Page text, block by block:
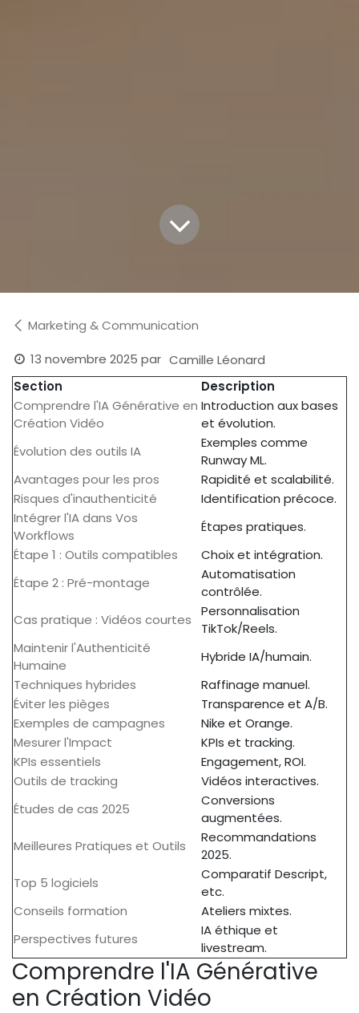
Marketing & Communication
13 novembre 2025 par Camille Léonard
Section
Description
Comprendre l'IA Générative en
Création Vidéo
Introduction aux bases
et évolution.
Évolution des outils IA
Exemples comme
Runway ML.
Avantages pour les pros
Rapidité et scalabilité.
Risques d'inauthenticité
Identification précoce.
Intégrer l'IA dans Vos
Workflows
Étapes pratiques.
Étape 1 : Outils compatibles
Choix et intégration.
Étape 2 : Pré-montage
Automatisation
contrôlée.
Cas pratique : Vidéos courtes
Personnalisation
TikTok/Reels.
Maintenir l'Authenticité
Humaine
Hybride IA/humain.
Techniques hybrides
Raffinage manuel.
Éviter les pièges
Transparence et A/B.
Exemples de campagnes
Nike et Orange.
Mesurer l'Impact
KPIs et tracking.
KPIs essentiels
Engagement, ROI.
Outils de tracking
Vidéos interactives.
Études de cas 2025
Conversions
augmentées.
Meilleures Pratiques et Outils
Recommandations
2025.
Top 5 logiciels
Comparatif Descript,
etc.
Conseils formation
Ateliers mixtes.
Perspectives futures
IA éthique et
livestream.
Comprendre l'IA Générative
en Création Vidéo